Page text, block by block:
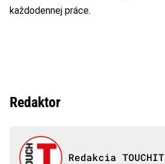
každodennej práce.
Redaktor
Redakcia TOUCHIT